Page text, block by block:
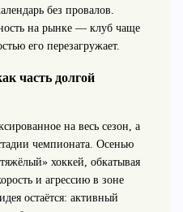
без провалов.
на рынке — клуб чаще
его перезагружает.
часть долгой
на весь сезон, а
чемпионата. Осенью
хоккей, обкатывая
и агрессию в зоне
остаётся: активный